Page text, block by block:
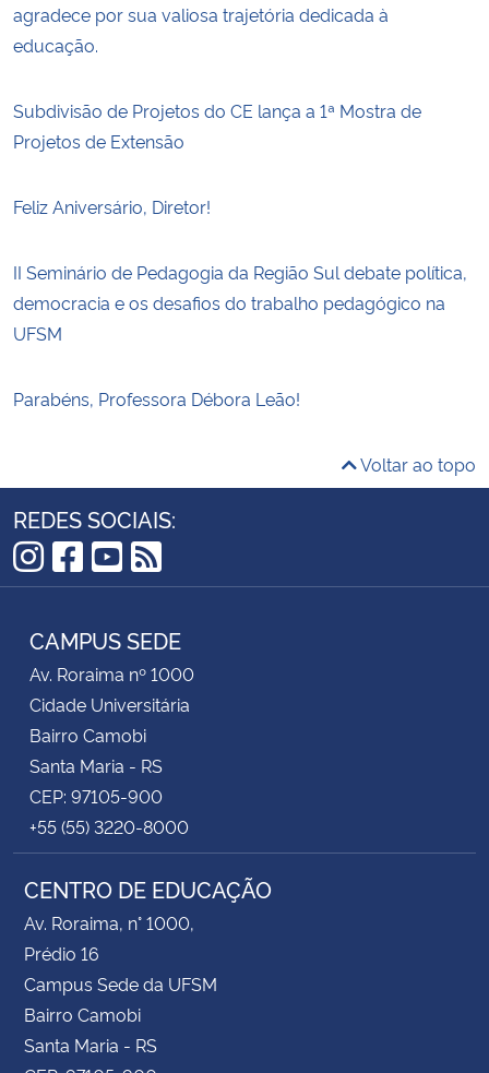
agradece por sua valiosa trajetória dedicada à
educação.
Subdivisão de Projetos do CE lança a 1ª Mostra de
Projetos de Extensão
Feliz Aniversário, Diretor!
II Seminário de Pedagogia da Região Sul debate política,
democracia e os desafios do trabalho pedagógico na
UFSM
Parabéns, Professora Débora Leão!
Voltar ao topo
REDES SOCIAIS:
Instagram
Facebook
YouTube
RSS
CAMPUS SEDE
Av. Roraima nº 1000
Cidade Universitária
Bairro Camobi
Santa Maria - RS
CEP: 97105-900
+55 (55) 3220-8000
CENTRO DE EDUCAÇÃO
Av. Roraima, n° 1000,
Prédio 16
Campus Sede da UFSM
Bairro Camobi
Santa Maria - RS